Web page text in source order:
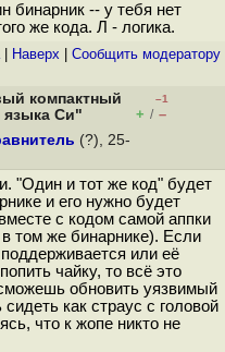
бинарник -- у тебя нет
же кода. Л - логика.
| Наверх Cообщить модератору
компактный
языка Си"
–1
+ / –
(?), 25-
"Один и тот же код" будет
и его нужно будет
с кодом самой аппки
том же бинарнике). Если
или её
чайку, то всё это
обновить уязвимый
как страус с головой
что к жопе никто не